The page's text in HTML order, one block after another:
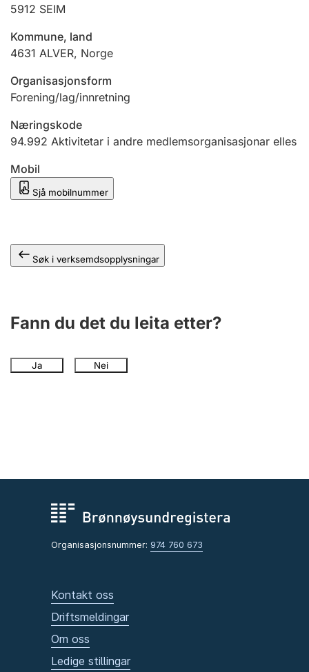
Andre tema
5912 SEIM
Kommune, land
4631 ALVER, Norge
Organisasjonsform
Forening/lag/innretning
Næringskode
94.992 Aktivitetar i andre medlemsorganisasjonar elles
Mobil
Sjå mobilnummer
Søk i verksemdsopplysningar
Fann du det du leita etter?
Ja Nei
Organisasjonsnummer: 974 760 673
Kontakt oss
Driftsmeldingar
Om oss
Ledige stillingar